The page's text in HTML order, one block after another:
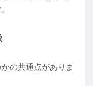
の共通点がありま